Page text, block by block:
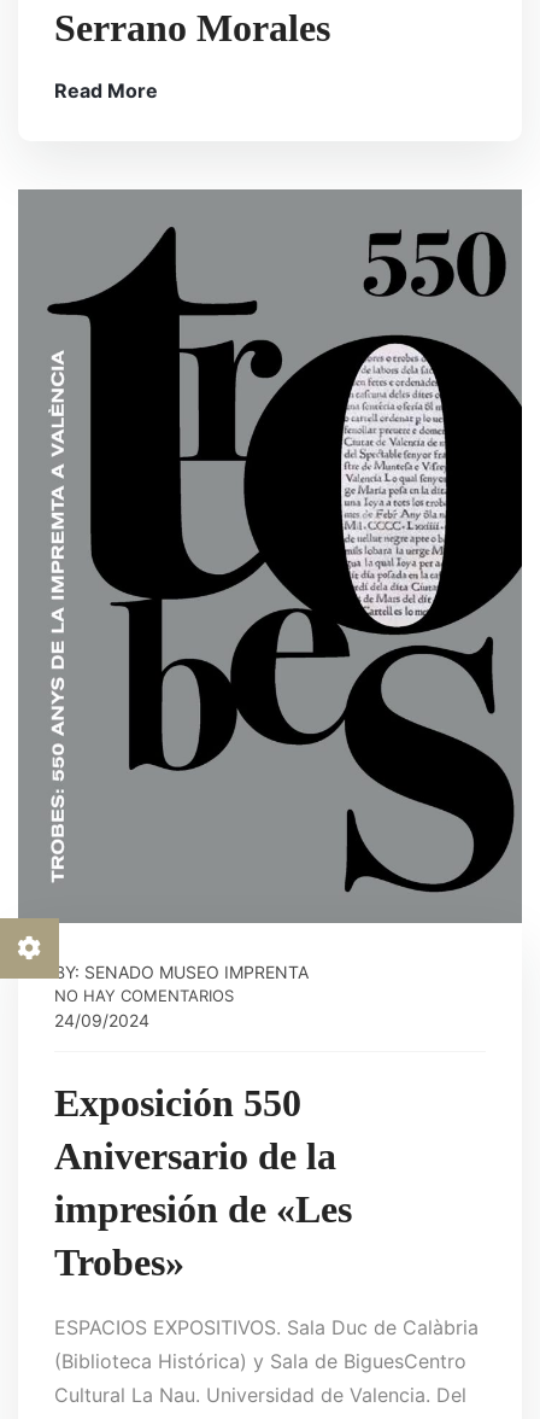
Serrano Morales
Read More
BY: SENADO MUSEO IMPRENTA
NO HAY COMENTARIOS
24/09/2024
Exposición 550
Aniversario de la
impresión de «Les
Trobes»
ESPACIOS EXPOSITIVOS. Sala Duc de Calàbria
(Biblioteca Histórica) y Sala de BiguesCentro
Cultural La Nau. Universidad de Valencia. Del